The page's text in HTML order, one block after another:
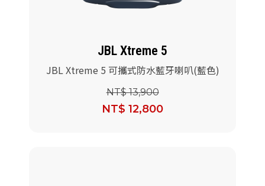
JBL Xtreme 5
JBL Xtreme 5 可攜式防水藍牙喇叭(藍色)
NT$ 13,900
NT$ 12,800